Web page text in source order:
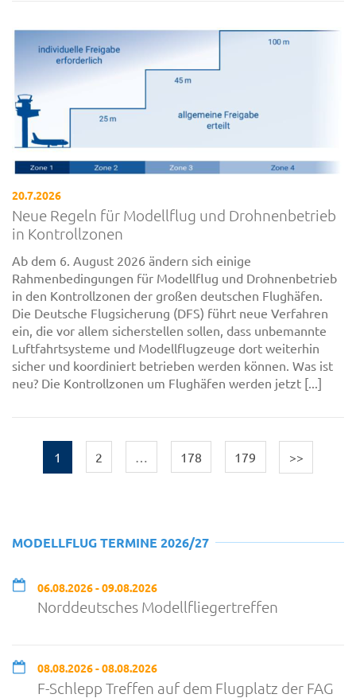
20.7.2026
Neue Regeln für Modellflug und Drohnenbetrieb
in Kontrollzonen
Ab dem 6. August 2026 ändern sich einige
Rahmenbedingungen für Modellflug und Drohnenbetrieb
in den Kontrollzonen der großen deutschen Flughäfen.
Die Deutsche Flugsicherung (DFS) führt neue Verfahren
ein, die vor allem sicherstellen sollen, dass unbemannte
Luftfahrtsysteme und Modellflugzeuge dort weiterhin
sicher und koordiniert betrieben werden können. Was ist
neu? Die Kontrollzonen um Flughäfen werden jetzt [...]
1 2 … 178 179 >>
MODELLFLUG TERMINE 2026/27
06.08.2026 - 09.08.2026
Norddeutsches Modellfliegertreffen
08.08.2026 - 08.08.2026
F-Schlepp Treffen auf dem Flugplatz der FAG